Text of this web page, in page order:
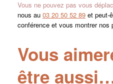
Vous ne pouvez pas vous
nous au 03 20 50 52 89 et peut-
conférence et vous montrer nos
Vous
être